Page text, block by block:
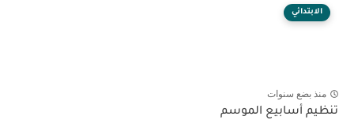
الابتدائي
منذ بضع سنوات
تنظيم أسابيع الموسم